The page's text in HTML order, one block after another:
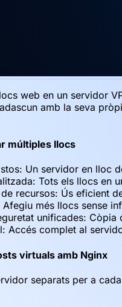
web en un servidor
amb la seva
múltiples llocs
Un servidor en lloc
Tots els llocs en
recursos: Ús eficient
més llocs sense
unificades:
Accés complet al
virtuals amb Nginx
separats per a